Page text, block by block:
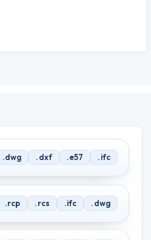
compatibility — which
.dwg .dxf .e57 .ifc
.rcp .rcs .ifc .dwg